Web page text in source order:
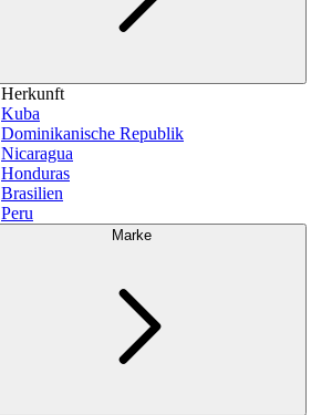
Herkunft
Kuba
Dominikanische Republik
Nicaragua
Honduras
Brasilien
Peru
Marke